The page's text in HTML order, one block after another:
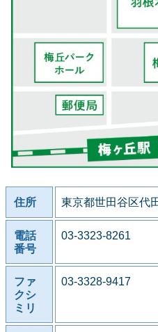
住所 東京都世田谷区代
電話
番号
03-3323-8261
ファ
クシ
ミリ
03-3328-9417